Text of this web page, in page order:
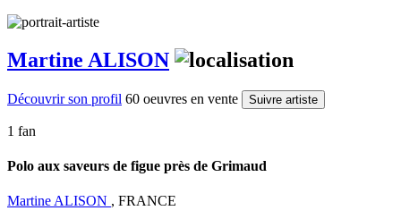
Martine ALISON
Découvrir son profil 60 oeuvres en vente Suivre artiste
1 fan
Polo aux saveurs de figue près de Grimaud
Martine ALISON , FRANCE